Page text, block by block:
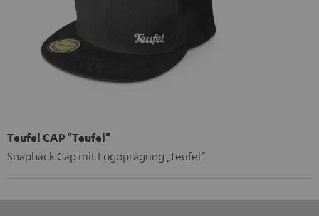
Teufel CAP "Teufel"
Snapback Cap mit Logoprägung „Teufel“